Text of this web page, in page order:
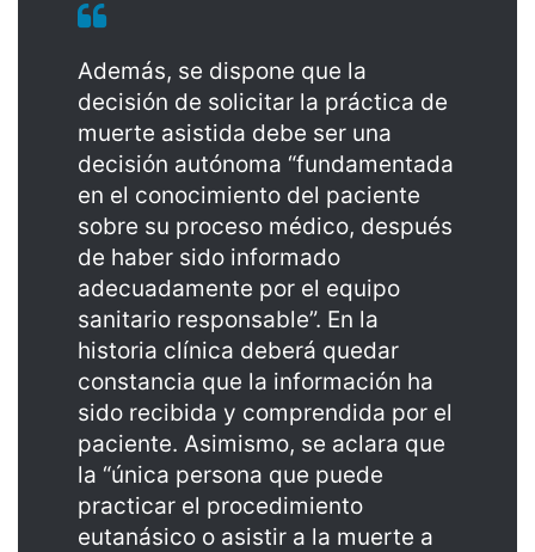
Además, se dispone que la
decisión de solicitar la práctica de
muerte asistida debe ser una
decisión autónoma “fundamentada
en el conocimiento del paciente
sobre su proceso médico, después
de haber sido informado
adecuadamente por el equipo
sanitario responsable”. En la
historia clínica deberá quedar
constancia que la información ha
sido recibida y comprendida por el
paciente. Asimismo, se aclara que
la “única persona que puede
practicar el procedimiento
eutanásico o asistir a la muerte a